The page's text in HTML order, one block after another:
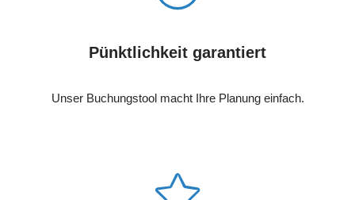
Pünktlichkeit garantiert
Unser Buchungstool macht Ihre Planung einfach.